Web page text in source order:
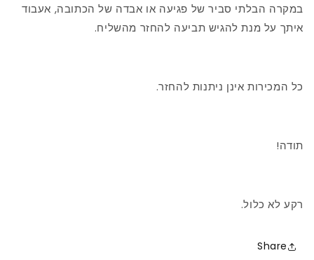
במקרה הבלתי סביר של פגיעה או אבדה של הכתובה, אעבוד
איתך על מנת להגיש תביעה להחזר מהשליח.
כל המכירות אינן ניתנות להחזר.
תודה!
רקע לא כלול.
Share